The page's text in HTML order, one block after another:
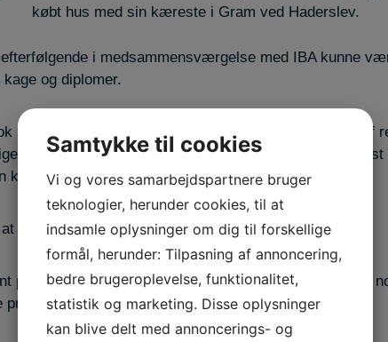
købt hus med sin kæreste i Gram ved Haderslev.
i medsammensværgelse med IBA kunne
og diplomer.
skulle give kage en dag. Men at den så blev leveret af
regnet med. Og da rektor Niels holdt tale, tror jeg
konkurrence, jeg havde vundet.
hun går rundt med et klistermærke på ryggen:
på Energinet har fået det prædikat, at når jeg går ind i
at have fået klistret på sig, fortæller Diana.
Samtykke til cookies
Vi og vores samarbejdspartnere bruger
teknologier, herunder cookies, til at
indsamle oplysninger om dig til forskellige
formål, herunder: Tilpasning af annoncering,
bedre brugeroplevelse, funktionalitet,
statistik og marketing. Disse oplysninger
kan blive delt med annoncerings- og